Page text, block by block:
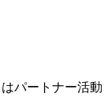
パートナー活動